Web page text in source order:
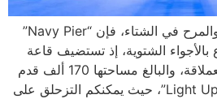
إن كنت من محبي المتعة والمرح في الشتاء، فإن “Navy Pier”
بالأجواء الشتوية، إذ تستضيف قاعة
مهرجانات “Navy Pier” العملاقة، والبالغ مساحتها 170 ألف قدم
مربع، مهرجان”Light Up the Lake”، حيث يمكنكم التزحلق على